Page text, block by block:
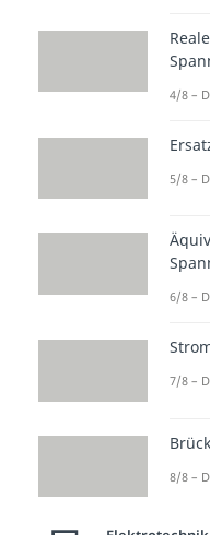
Der
4/8 –
5/8 –
6/8 –
7/8 –
8/8 –